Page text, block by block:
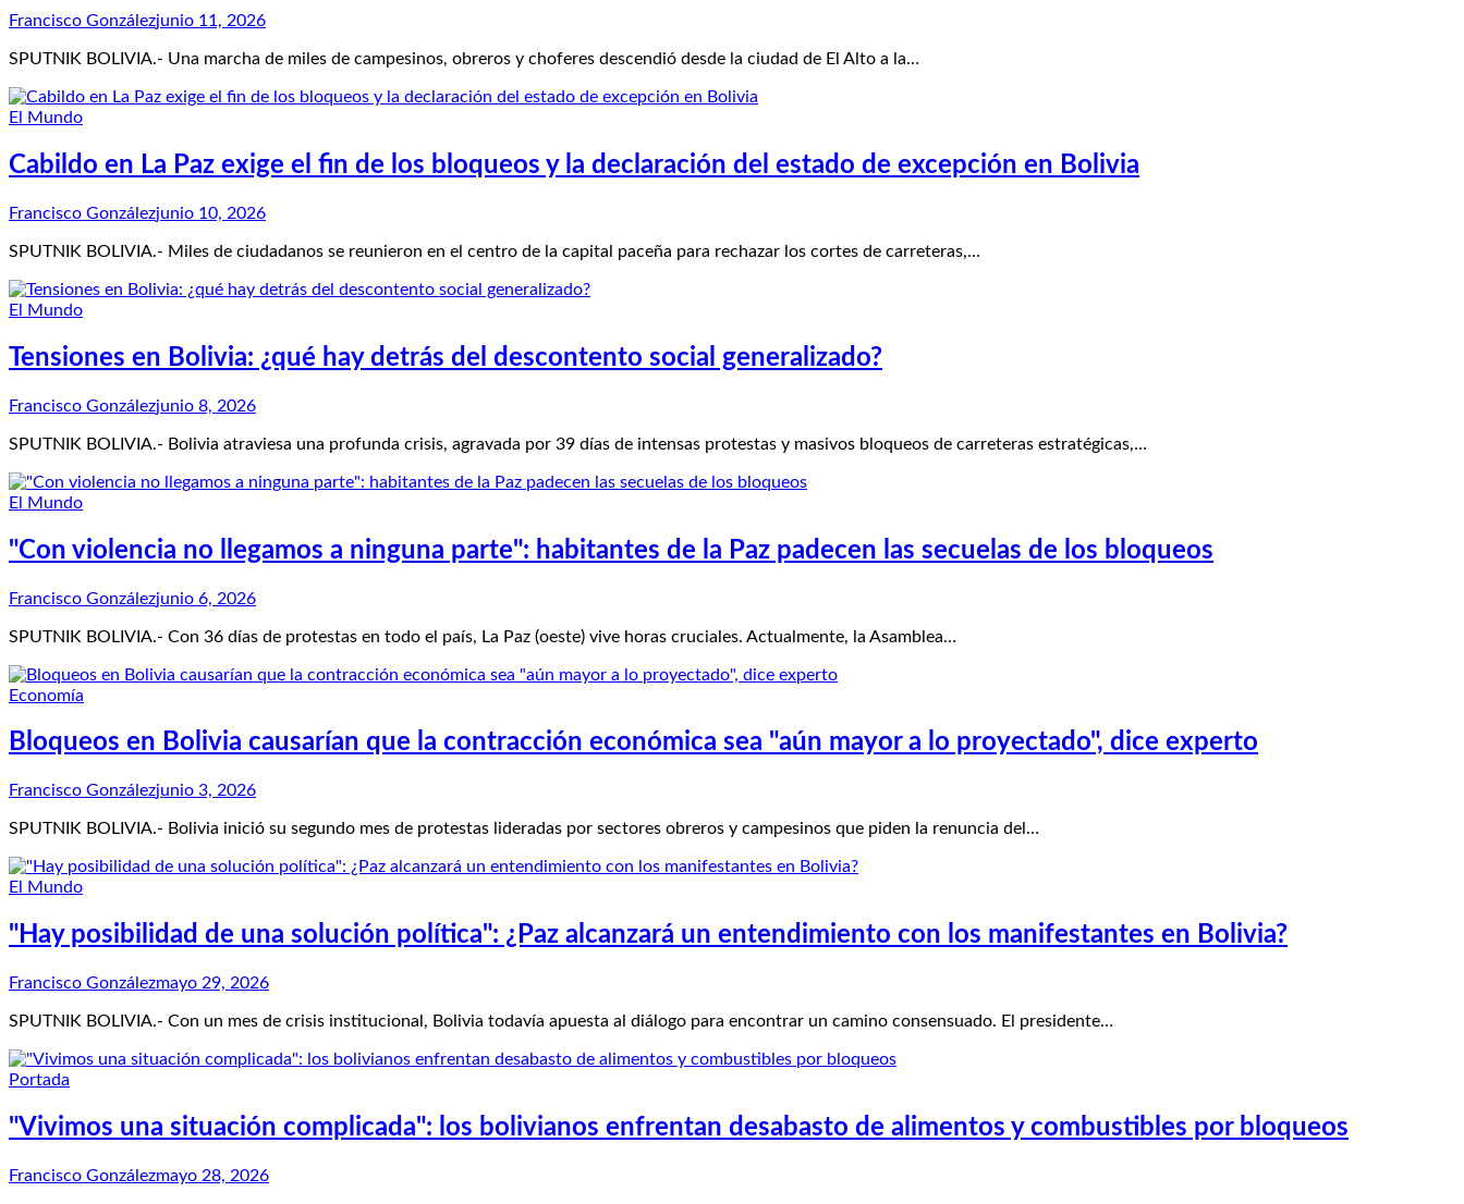
Francisco Gonzálezjunio 11, 2026
SPUTNIK BOLIVIA.- Una marcha de miles de campesinos, obreros y choferes descendió desde la ciudad de El Alto a la…
El Mundo
Cabildo en La Paz exige el fin de los bloqueos y la declaración del estado de excepción en Bolivia
Francisco Gonzálezjunio 10, 2026
SPUTNIK BOLIVIA.- Miles de ciudadanos se reunieron en el centro de la capital paceña para rechazar los cortes de carreteras,…
El Mundo
Tensiones en Bolivia: ¿qué hay detrás del descontento social generalizado?
Francisco Gonzálezjunio 8, 2026
SPUTNIK BOLIVIA.- Bolivia atraviesa una profunda crisis, agravada por 39 días de intensas protestas y masivos bloqueos de carreteras estratégicas,…
El Mundo
"Con violencia no llegamos a ninguna parte": habitantes de la Paz padecen las secuelas de los bloqueos
Francisco Gonzálezjunio 6, 2026
SPUTNIK BOLIVIA.- Con 36 días de protestas en todo el país, La Paz (oeste) vive horas cruciales. Actualmente, la Asamblea…
Economía
Bloqueos en Bolivia causarían que la contracción económica sea "aún mayor a lo proyectado", dice experto
Francisco Gonzálezjunio 3, 2026
SPUTNIK BOLIVIA.- Bolivia inició su segundo mes de protestas lideradas por sectores obreros y campesinos que piden la renuncia del…
El Mundo
"Hay posibilidad de una solución política": ¿Paz alcanzará un entendimiento con los manifestantes en Bolivia?
Francisco Gonzálezmayo 29, 2026
SPUTNIK BOLIVIA.- Con un mes de crisis institucional, Bolivia todavía apuesta al diálogo para encontrar un camino consensuado. El presidente…
Portada
"Vivimos una situación complicada": los bolivianos enfrentan desabasto de alimentos y combustibles por bloqueos
Francisco Gonzálezmayo 28, 2026